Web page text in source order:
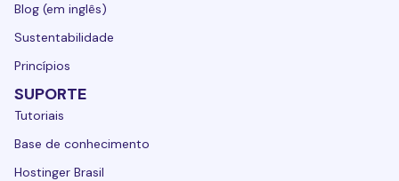
Blog (em inglês)
Sustentabilidade
Princípios
SUPORTE
Tutoriais
Base de conhecimento
Hostinger Brasil